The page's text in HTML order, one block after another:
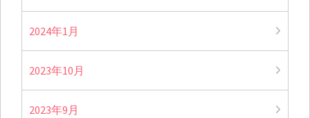
2024年1月
2023年10月
2023年9月